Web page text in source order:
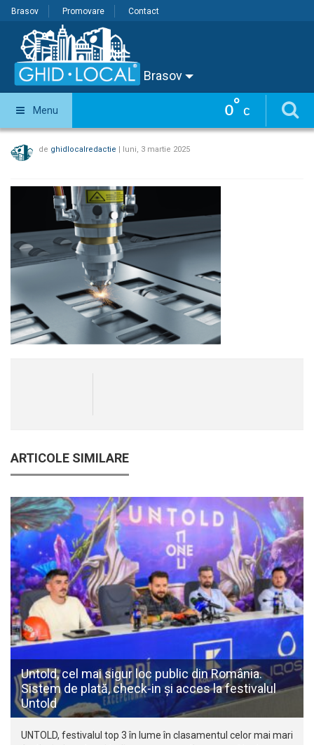
Brasov Promovare Contact
Brasov
0° C
Menu
de ghidlocalredactie | luni, 3 martie 2025
ARTICOLE SIMILARE
Untold, cel mai sigur loc public din România.
Sistem de plată, check-in și acces la festivalul
Untold
UNTOLD, festivalul top 3 în lume în clasamentul celor mai mari